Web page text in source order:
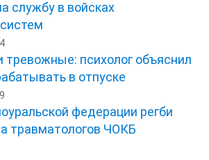
службу в войсках
тревожные: психолог объяснил
в отпуске
федерации регби
травматологов ЧОКБ